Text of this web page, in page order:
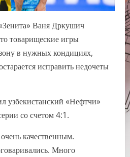
Ваня Дркушич
товарищеские игры
в нужных кондициях,
исправить недочеты
узбекистанский «Нефтчи»
со счетом 4:1.
качественным.
Много